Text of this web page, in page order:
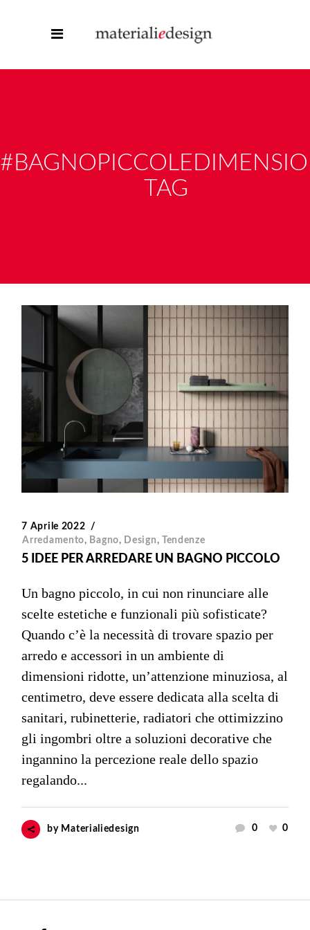
TAG
7 Aprile 2022
Arredamento, Bagno, Design, Tendenze
5 IDEE PER ARREDARE UN BAGNO PICCOLO
Un bagno piccolo, in cui non rinunciare alle
scelte estetiche e funzionali più sofisticate?
Quando c’è la necessità di trovare spazio per
arredo e accessori in un ambiente di
dimensioni ridotte, un’attenzione minuziosa, al
centimetro, deve essere dedicata alla scelta di
sanitari, rubinetterie, radiatori che ottimizzino
gli ingombri oltre a soluzioni decorative che
ingannino la percezione reale dello spazio
regalando...
by Materialiedesign 0 0